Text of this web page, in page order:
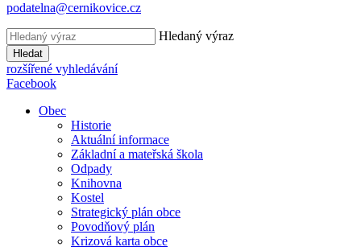
podatelna@cernikovice.cz
Hledaný výraz
Hledat
rozšířené vyhledávání
Facebook
Obec
Historie
Aktuální informace
Základní a mateřská škola
Odpady
Knihovna
Kostel
Strategický plán obce
Povodňový plán
Krizová karta obce